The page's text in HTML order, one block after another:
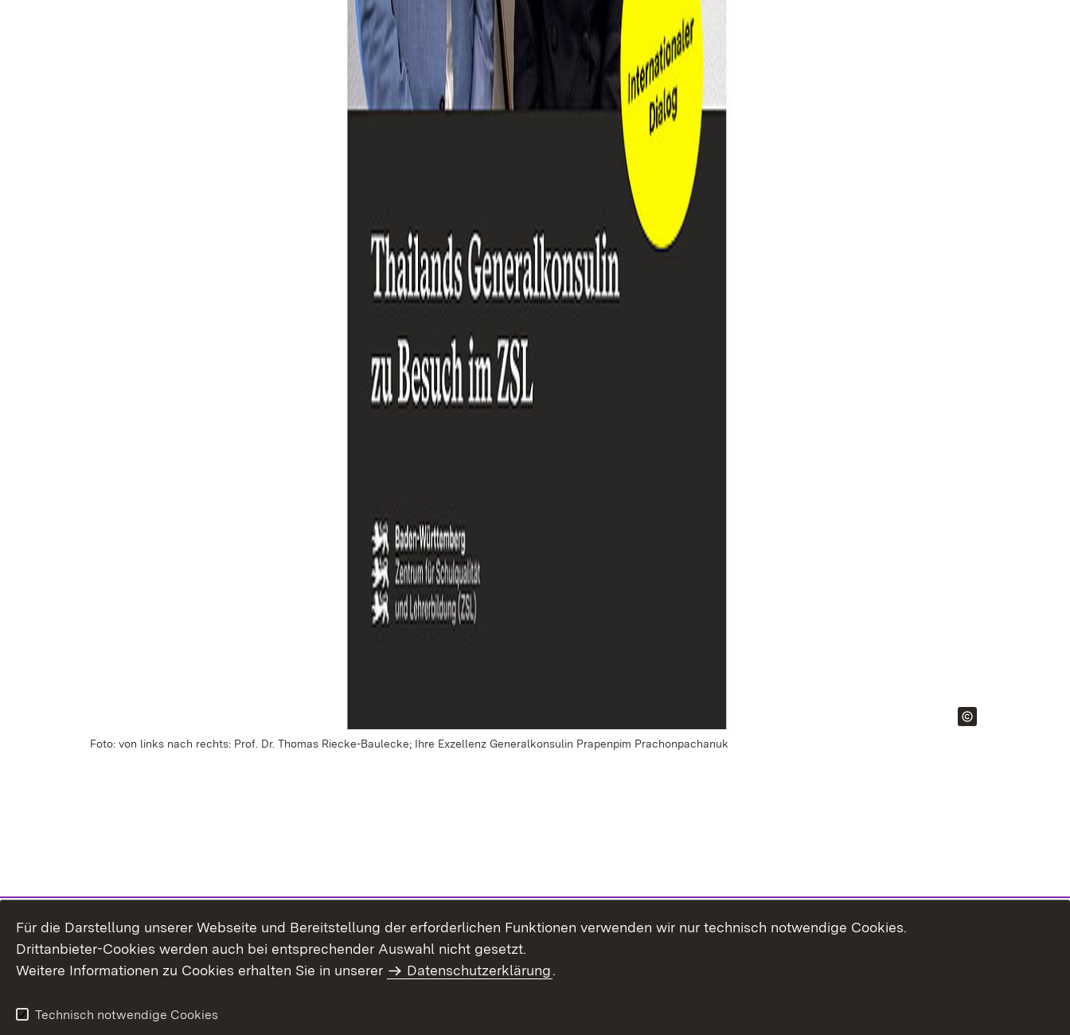
Foto: von links nach rechts: Prof. Dr. Thomas Riecke-Baulecke; Ihre Exzellenz Generalkonsulin Prapenpim Prachonpachanuk
Für die Darstellung unserer Webseite und Bereitstellung der erforderlichen Funktionen verwenden wir nur technisch notwendige Cookies.
Drittanbieter-Cookies werden auch bei entsprechender Auswahl nicht gesetzt.
Weitere Informationen zu Cookies erhalten Sie in unserer
Datenschutzerklärung.
Technisch notwendige Cookies